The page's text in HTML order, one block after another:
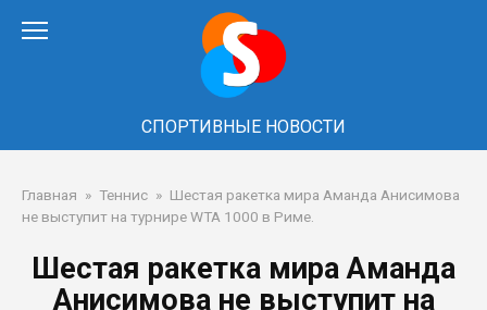
СПОРТИВНЫЕ НОВОСТИ
Главная » Теннис » Шестая ракетка мира Аманда Анисимова
не выступит на турнире WTA 1000 в Риме.
Шестая ракетка мира Аманда
Анисимова не выступит на